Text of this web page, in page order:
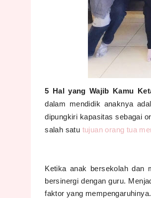
5 Hal yang Wajib Kamu
dalam mendidik anaknya
dipungkiri kapasitas sebagai
salah satu tujuan orang tua
Ketika anak bersekolah dan
bersinergi dengan guru.
faktor yang mempengaruhinya.